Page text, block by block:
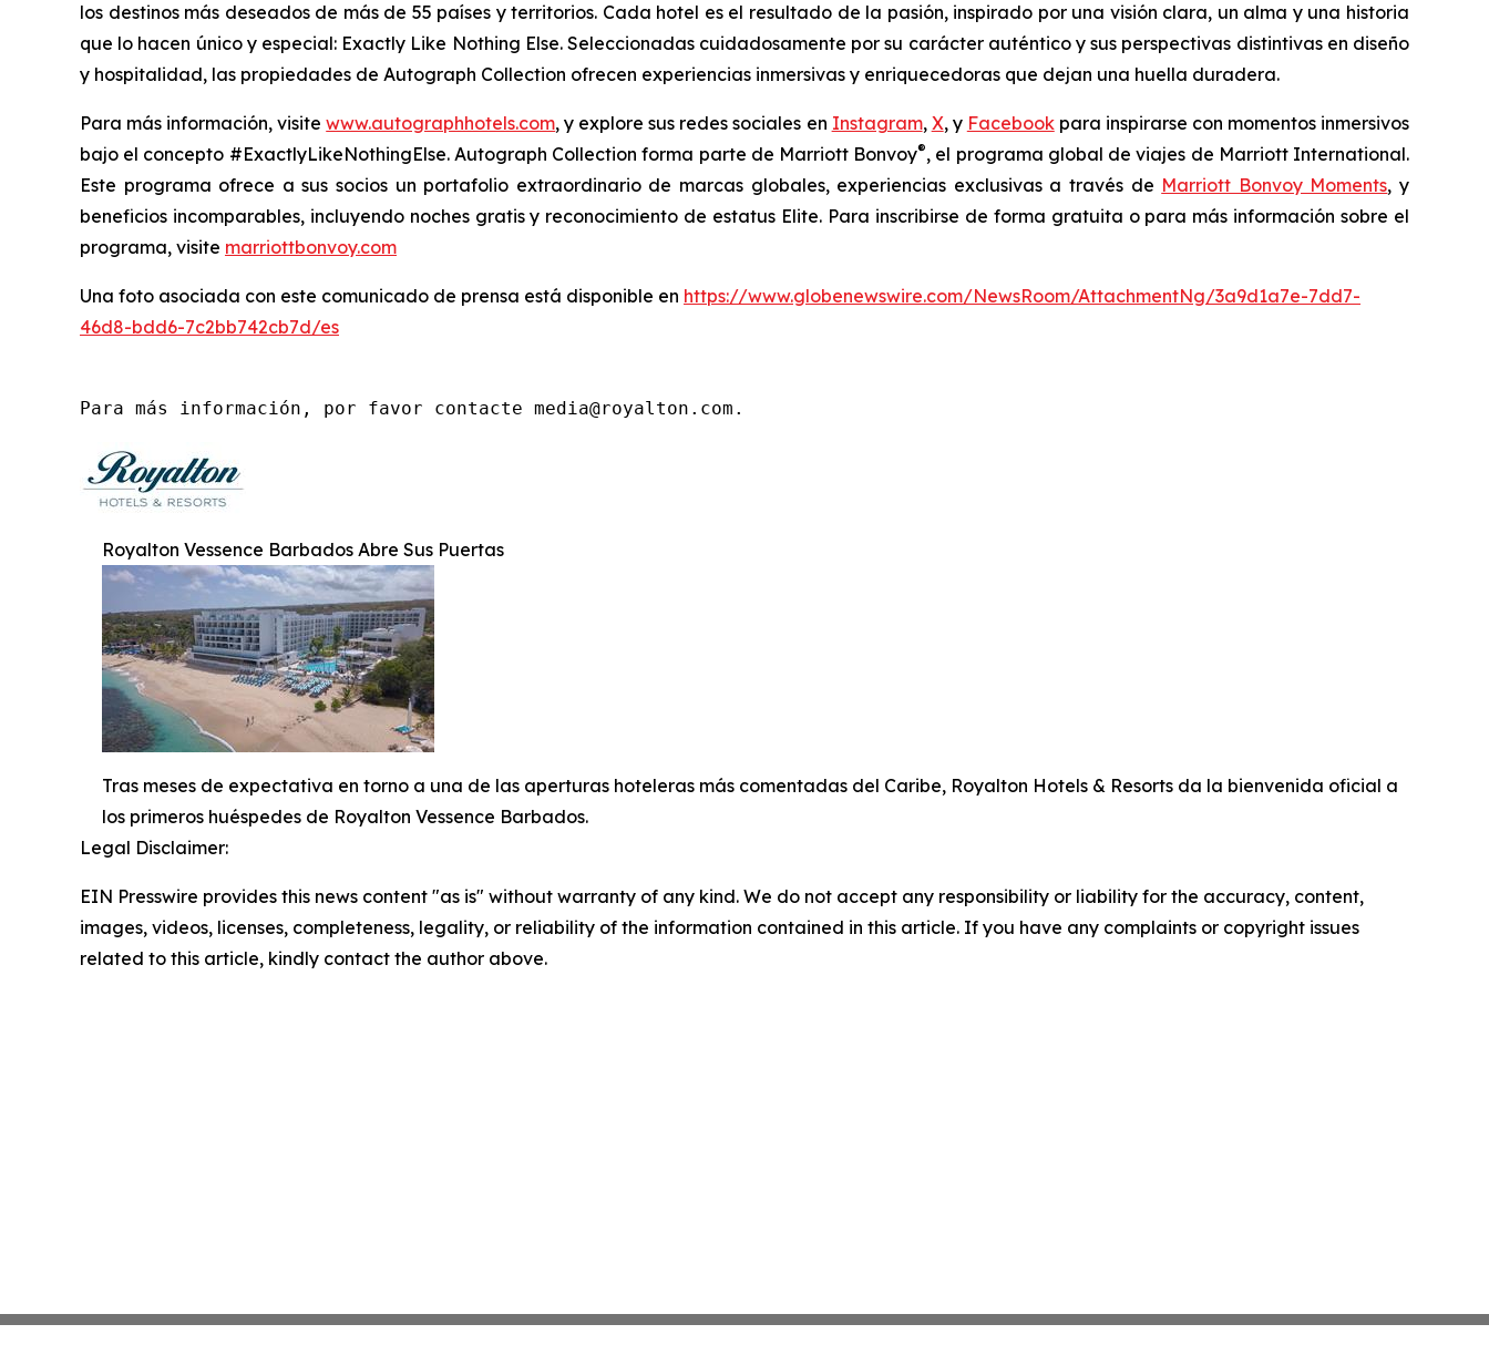
los destinos más deseados de más de 55 países y territorios. Cada hotel es el resultado de la pasión, inspirado por una visión clara, un alma y una historia
que lo hacen único y especial: Exactly Like Nothing Else.Seleccionadas cuidadosamente por su carácter auténtico y sus perspectivas distintivas en diseño
y hospitalidad, las propiedades de Autograph Collection ofrecen experiencias inmersivas y enriquecedoras que dejan una huella duradera.
Para más información, visitewww.autographhotels.com, y explore sus redes sociales en Instagram, X, y Facebookpara inspirarse con momentos inmersivos
bajo el concepto #ExactlyLikeNothingElse. Autograph Collection forma parte de Marriott Bonvoy®, el programa global de viajes de Marriott International.
Este programa ofrece a sus socios un portafolio extraordinario de marcas globales, experiencias exclusivas a través de Marriott Bonvoy Moments, y
beneficios incomparables, incluyendo noches gratis y reconocimiento de estatus Elite. Para inscribirse de forma gratuita o para más información sobre el
programa, visite marriottbonvoy.com
Una foto asociada con este comunicado de prensa está disponible en https://www.globenewswire.com/NewsRoom/AttachmentNg/3a9d1a7e-7dd7-
46d8-bdd6-7c2bb742cb7d/es
Para más información, por favor contacte media@royalton.com.
Royalton Vessence Barbados Abre Sus Puertas
Tras meses de expectativa en torno a una de las aperturas hoteleras más comentadas del Caribe, Royalton Hotels & Resorts da la bienvenida oficial a
los primeros huéspedes de Royalton Vessence Barbados.
Legal Disclaimer:
EIN Presswire provides this news content "as is" without warranty of any kind. We do not accept any responsibility or liability for the accuracy, content,
images, videos, licenses, completeness, legality, or reliability of the information contained in this article. If you have any complaints or copyright issues
related to this article, kindly contact the author above.